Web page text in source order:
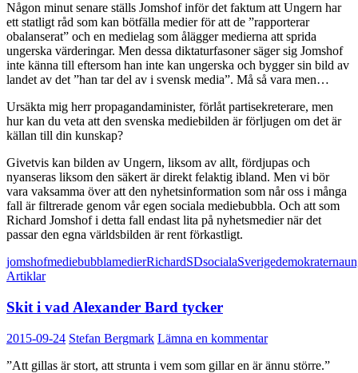
Någon minut senare ställs Jomshof inför det faktum att Ungern har
ett statligt råd som kan bötfälla medier för att de ”rapporterar
obalanserat” och en medielag som ålägger medierna att sprida
ungerska värderingar. Men dessa diktaturfasoner säger sig Jomshof
inte känna till eftersom han inte kan ungerska och bygger sin bild av
landet av det ”han tar del av i svensk media”. Må så vara men…
Ursäkta mig herr propagandaminister, förlåt partisekreterare, men
hur kan du veta att den svenska mediebilden är förljugen om det är
källan till din kunskap?
Givetvis kan bilden av Ungern, liksom av allt, fördjupas och
nyanseras liksom den säkert är direkt felaktig ibland. Men vi bör
vara vaksamma över att den nyhetsinformation som når oss i många
fall är filtrerade genom vår egen sociala mediebubbla. Och att som
Richard Jomshof i detta fall endast lita på nyhetsmedier när det
passar den egna världsbilden är rent förkastligt.
jomshofmediebubblamedierRichardSDsocialaSverigedemokraterna
Artiklar
Skit i vad Alexander Bard tycker
2015-09-24 Stefan Bergmark Lämna en kommentar
”Att gillas är stort, att strunta i vem som gillar en är ännu större.”